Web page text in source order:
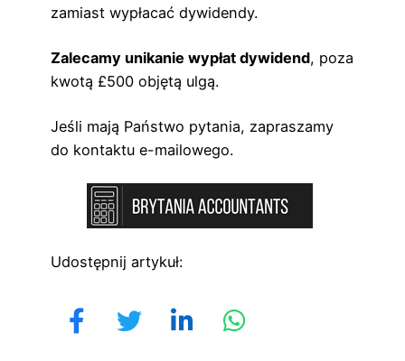
zamiast wypłacać dywidendy.
Zalecamy unikanie wypłat dywidend, poza
kwotą £500 objętą ulgą.
Jeśli mają Państwo pytania, zapraszamy
do kontaktu e-mailowego.
Udostępnij artykuł: